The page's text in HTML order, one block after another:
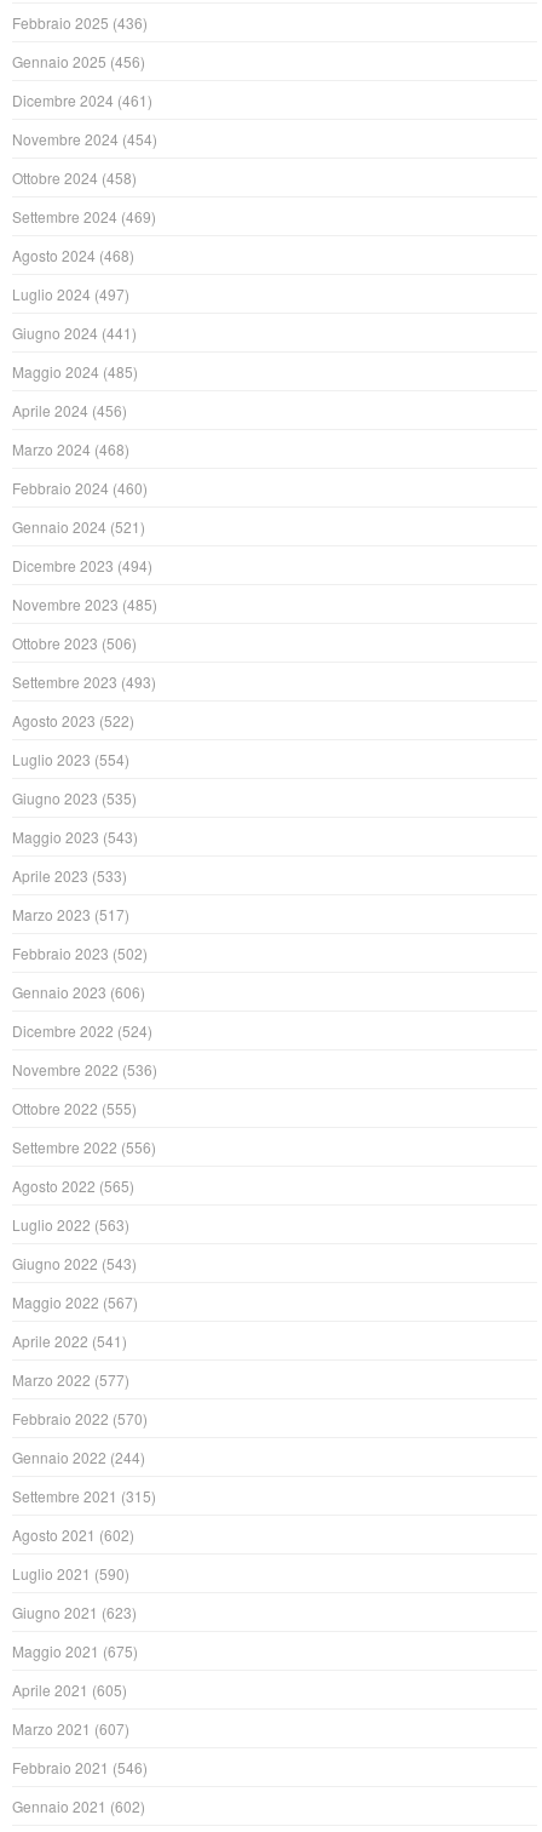
Febbraio 2025 (436)
Gennaio 2025 (456)
Dicembre 2024 (461)
Novembre 2024 (454)
Ottobre 2024 (458)
Settembre 2024 (469)
Agosto 2024 (468)
Luglio 2024 (497)
Giugno 2024 (441)
Maggio 2024 (485)
Aprile 2024 (456)
Marzo 2024 (468)
Febbraio 2024 (460)
Gennaio 2024 (521)
Dicembre 2023 (494)
Novembre 2023 (485)
Ottobre 2023 (506)
Settembre 2023 (493)
Agosto 2023 (522)
Luglio 2023 (554)
Giugno 2023 (535)
Maggio 2023 (543)
Aprile 2023 (533)
Marzo 2023 (517)
Febbraio 2023 (502)
Gennaio 2023 (606)
Dicembre 2022 (524)
Novembre 2022 (536)
Ottobre 2022 (555)
Settembre 2022 (556)
Agosto 2022 (565)
Luglio 2022 (563)
Giugno 2022 (543)
Maggio 2022 (567)
Aprile 2022 (541)
Marzo 2022 (577)
Febbraio 2022 (570)
Gennaio 2022 (244)
Settembre 2021 (315)
Agosto 2021 (602)
Luglio 2021 (590)
Giugno 2021 (623)
Maggio 2021 (675)
Aprile 2021 (605)
Marzo 2021 (607)
Febbraio 2021 (546)
Gennaio 2021 (602)